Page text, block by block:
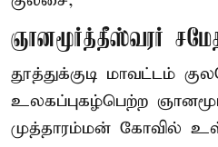
ஞானமூர்த்தீஸ்வரர்
தூத்துக்குடி மாவட்டம்
உலகப்புகழ்பெற்ற
முத்தாரம்மன் கோவில்